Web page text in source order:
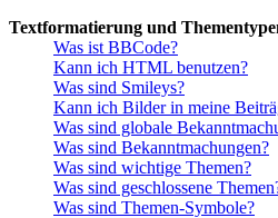
Textformatierung und
Was ist BBCode?
Kann ich HTML benutzen?
Was sind Smileys?
Kann ich Bilder in meine
Was sind globale
Was sind Bekanntmachungen?
Was sind wichtige Themen?
Was sind geschlossene
Was sind Themen-Symbole?